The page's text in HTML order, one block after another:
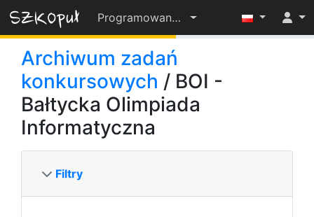
Programowanie-OD-PODSTAW-2022-23
55%
Archiwum zadań
konkursowych / BOI -
Bałtycka Olimpiada
Informatyczna
Filtry